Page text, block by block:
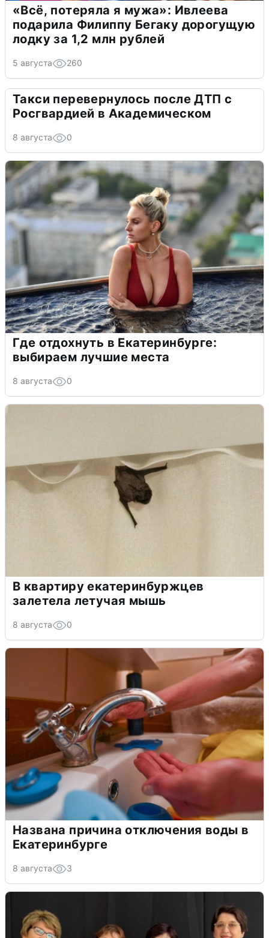
«Всё, потеряла я мужа»: Ивлеева
подарила Филиппу Бегаку дорогущую
лодку за 1,2 млн рублей
5 августа 260
Такси перевернулось после ДТП с
Росгвардией в Академическом
8 августа 0
Где отдохнуть в Екатеринбурге:
выбираем лучшие места
8 августа 0
В квартиру екатеринбуржцев
залетела летучая мышь
8 августа 0
Названа причина отключения воды в
Екатеринбурге
8 августа 3